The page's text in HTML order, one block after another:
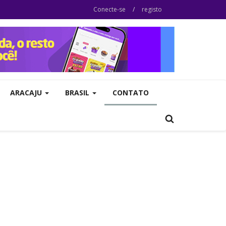
Conecte-se / registo
ARACAJU BRASIL CONTATO